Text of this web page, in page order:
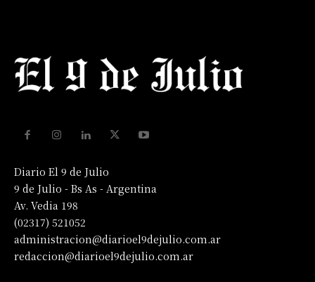
Diario El 9 de Julio
9 de Julio - Bs As - Argentina
Av. Vedia 198
(02317) 521052
administracion@diarioel9dejulio.com.ar
redaccion@diarioel9dejulio.com.ar